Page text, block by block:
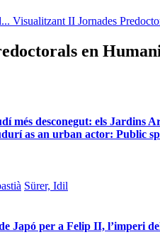
Visualitzant II Jornades
en
més desconegut: els Jardins
as an urban actor: Public
Sürer, Idil
Japó per a Felip II, l’imperi